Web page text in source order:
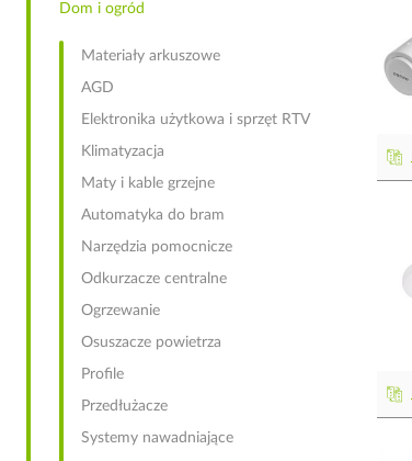
Dom i ogród
Materiały arkuszowe
AGD
Elektronika użytkowa i sprzęt RTV
Klimatyzacja
Maty i kable grzejne
Automatyka do bram
Narzędzia pomocnicze
Odkurzacze centralne
Ogrzewanie
Osuszacze powietrza
Profile
Przedłużacze
Systemy nawadniające